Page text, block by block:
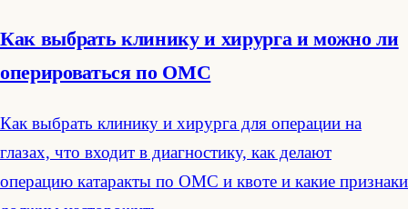
Как выбрать клинику и хирурга и можно ли
оперироваться по ОМС
Как выбрать клинику и хирурга для операции на
глазах, что входит в диагностику, как делают
операцию катаракты по ОМС и квоте и какие признаки